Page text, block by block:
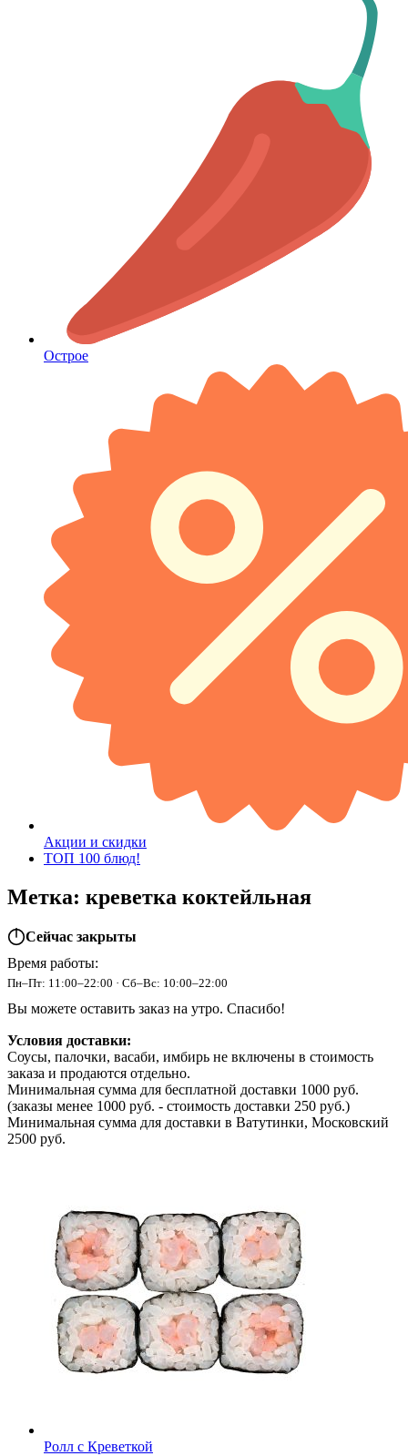
Острое
Акции и скидки
ТОП 100 блюд!
Метка: креветка коктейльная
Сейчас закрыты
Время работы:
Пн–Пт: 11:00–22:00 · Сб–Вс: 10:00–22:00
Вы можете оставить заказ на утро. Спасибо!
Условия доставки:
Соусы, палочки, васаби, имбирь не включены в стоимость
заказа и продаются отдельно.
Минимальная сумма для бесплатной доставки 1000 руб.
(заказы менее 1000 руб. - стоимость доставки 250 руб.)
Минимальная сумма для доставки в Ватутинки, Московский
2500 руб.
Ролл с Креветкой